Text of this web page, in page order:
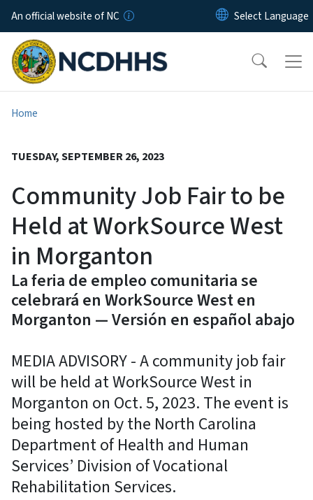
Skip to main content
An official website of NC
Home
TUESDAY, SEPTEMBER 26, 2023
Community Job Fair to be
Held at WorkSource West
in Morganton
La feria de empleo comunitaria se
celebrará en WorkSource West en
Morganton — Versión en español abajo
MEDIA ADVISORY - A community job fair
will be held at WorkSource West in
Morganton on Oct. 5, 2023. The event is
being hosted by the North Carolina
Department of Health and Human
Services’ Division of Vocational
Rehabilitation Services.